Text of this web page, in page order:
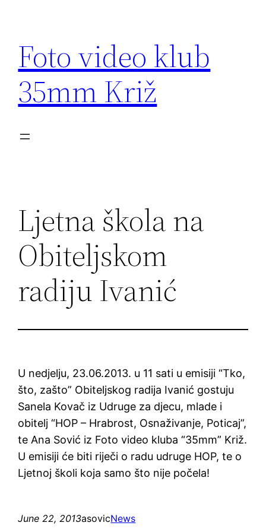
content
Foto video klub
35mm Križ
Ljetna škola na
Obiteljskom
radiju Ivanić
U nedjelju, 23.06.2013. u 11 sati u emisiji “Tko,
što, zašto” Obiteljskog radija Ivanić gostuju
Sanela Kovač iz Udruge za djecu, mlade i
obitelj “HOP – Hrabrost, Osnaživanje, Poticaj”,
te Ana Sović iz Foto video kluba “35mm” Križ.
U emisiji će biti riječi o radu udruge HOP, te o
Ljetnoj školi koja samo što nije počela!
June 22, 2013asovicNews